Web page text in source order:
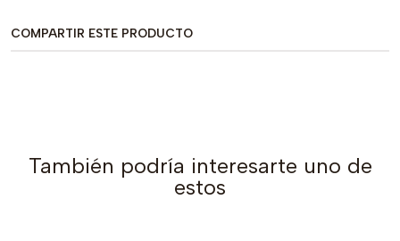
COMPARTIR ESTE PRODUCTO
También podría interesarte uno de
estos